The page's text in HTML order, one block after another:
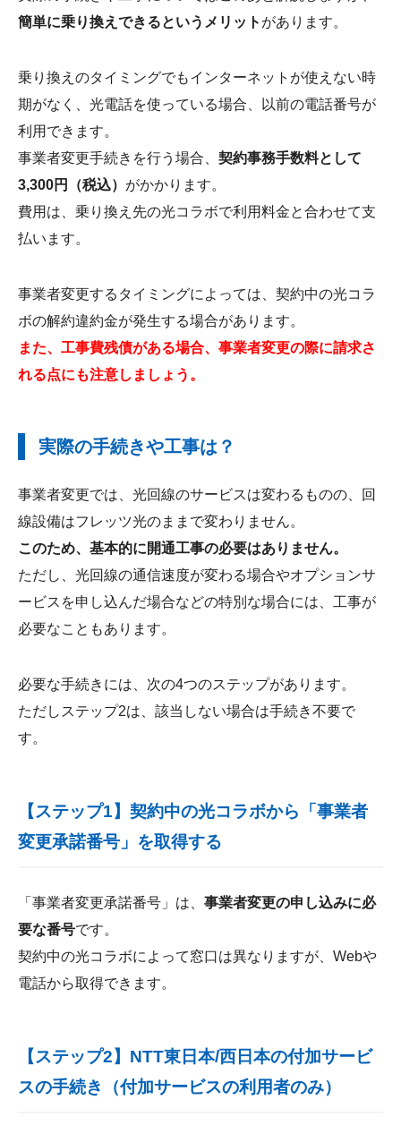
簡単に乗り換えできるというメリット があります。
乗り換えのタイミングでもインターネットが使えない時
期がなく、光電話を使っている場合、以前の電話番号が
利用できます。
事業者変更手続きを行う場合、 契約事務手数料として
3,300円（税込） がかかります。
費用は、乗り換え先の光コラボで利用料金と合わせて支
払います。
事業者変更するタイミングによっては、契約中の光コラ
ボの解約違約金が発生する場合があります。
また、工事費残債がある場合、事業者変更の際に請求さ
れる点にも注意しましょう。
実際の手続きや工事は？
事業者変更では、光回線のサービスは変わるものの、回
線設備はフレッツ光のままで変わりません。
このため、基本的に開通工事の必要はありません。
ただし、光回線の通信速度が変わる場合やオプションサ
ービスを申し込んだ場合などの特別な場合には、工事が
必要なこともあります。
必要な手続きには、次の4つのステップがあります。
ただしステップ2は、該当しない場合は手続き不要で
す。
【ステップ1】契約中の光コラボから「事業者
変更承諾番号」を取得する
「事業者変更承諾番号」は、 事業者変更の申し込みに必
要な番号です。
契約中の光コラボによって窓口は異なりますが、Webや
電話から取得できます。
【ステップ2】NTT東日本/西日本の付加サービ
スの手続き（付加サービスの利用者のみ）